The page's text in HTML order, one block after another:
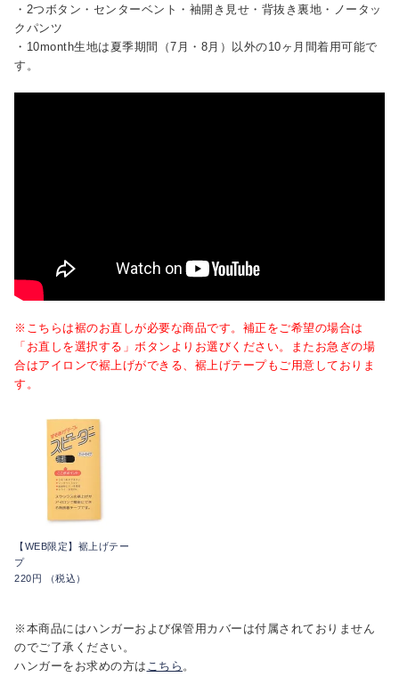
・2つボタン・センターベント・袖開き見せ・背抜き裏地・ノータッ
クパンツ
・10month生地は夏季期間（7月・8月）以外の10ヶ月間着用可能で
す。
※こちらは裾のお直しが必要な商品です。補正をご希望の場合は
「お直しを選択する」ボタンよりお選びください。またお急ぎの場
合はアイロンで裾上げができる、裾上げテープもご用意しておりま
す。
【WEB限定】裾上げテー
プ
220円 （税込）
※本商品にはハンガーおよび保管用カバーは付属されておりません
のでご了承ください。
ハンガーをお求めの方は こちら 。